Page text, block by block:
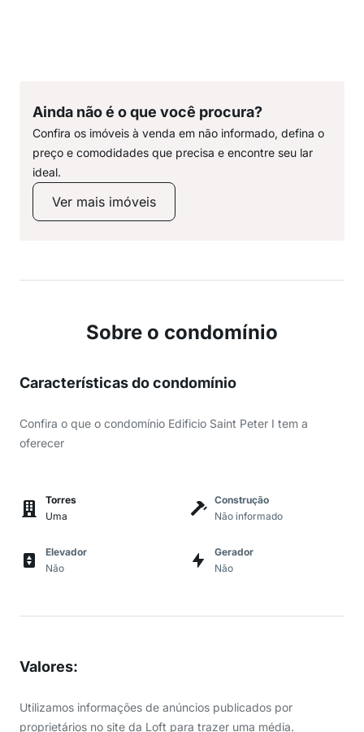
Ainda não é o que você procura?
Confira os imóveis à venda em não informado, defina o
preço e comodidades que precisa e encontre seu lar
ideal.
Ver mais imóveis
Sobre o condomínio
Características do condomínio
Confira o que o condomínio Edificio Saint Peter I tem a
oferecer
Torres
Uma
Construção
Não informado
Elevador
Não
Gerador
Não
Valores:
Utilizamos informações de anúncios publicados por
proprietários no site da Loft para trazer uma média.